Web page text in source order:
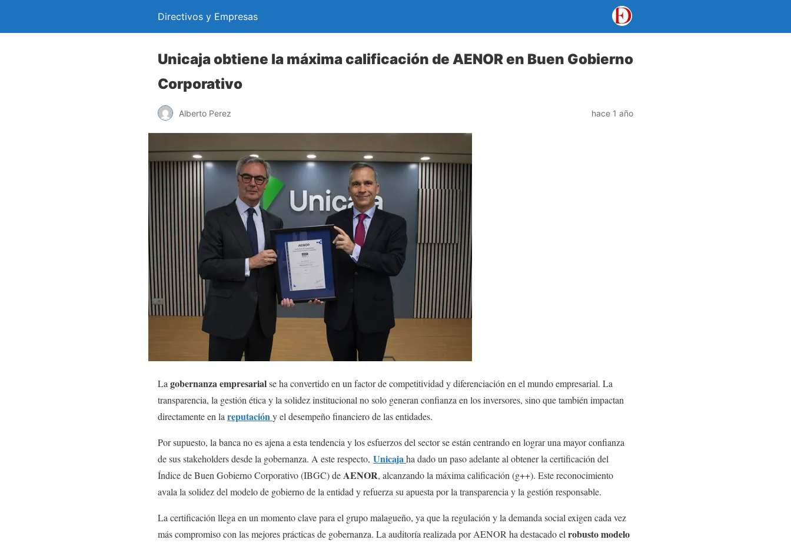
Directivos y Empresas
Unicaja obtiene la máxima calificación de AENOR en Buen Gobierno
Corporativo
Alberto Perez hace 1 año
La gobernanza empresarialse ha convertido en un factor de competitividad y diferenciación en el mundo empresarial. La
transparencia, la gestión ética y la solidez institucional no solo generan confianza en los inversores, sino que también impactan
directamente en la reputacióny el desempeño financiero de las entidades.
Por supuesto, la banca no es ajena a esta tendencia y los esfuerzos del sector se están centrando en lograr una mayor confianza
de sus stakeholders desde la gobernanza. A este respecto, Unicajaha dado un paso adelante al obtener la certificación del
Índice de Buen Gobierno Corporativo (IBGC) deAENOR, alcanzando la máxima calificación (g++). Este reconocimiento
avala la solidez del modelo de gobierno de la entidad y refuerza su apuesta por la transparencia y la gestión responsable.
La certificación llega en un momento clave para el grupo malagueño, ya que la regulación y la demanda social exigen cada vez
más compromiso con las mejores prácticas de gobernanza. La auditoría realizada por AENOR ha destacado el robusto modelo